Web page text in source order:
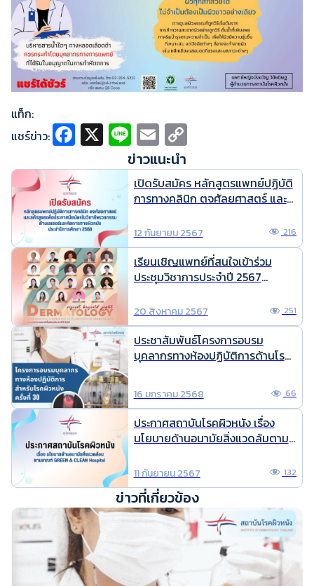
แท็ก:
แชร์ข่าว:
Fa
ce
b
o
o
k
X Li
n
e
E
m
ai
l
p
y
Li
n
k
ข่าวแนะนำ
เปิดรับสมัคร หลักสูตรแพทย์ปฏิบัติ
การทางคลินิก ตจศัลยศาสตร์ และ
วิชาชีพเวชกรรม ด้านเลเซอร์และหัต
การทางผิวหนัง ประจำปีการศึกษา
2568
12 กันยายน 2567 216
เรียนเชิญแพทย์ที่สนใจเข้าร่วม
ประชุมวิชาการประจำปี 2567
sight
20 สิงหาคม 2567 251
ประชาสัมพันธ์โครงการอบรม
บุคลากรทางห้องปฏิบัติการด้านโรค
16 มกราคม 2568 66
ประกาศสถาบันโรคผิวหนัง เรื่อง
นโยบายด้านอนามัยสิ่งแวดล้มตาม
11 กันยายน 2567 132
ข่าวที่เกี่ยวข้อง